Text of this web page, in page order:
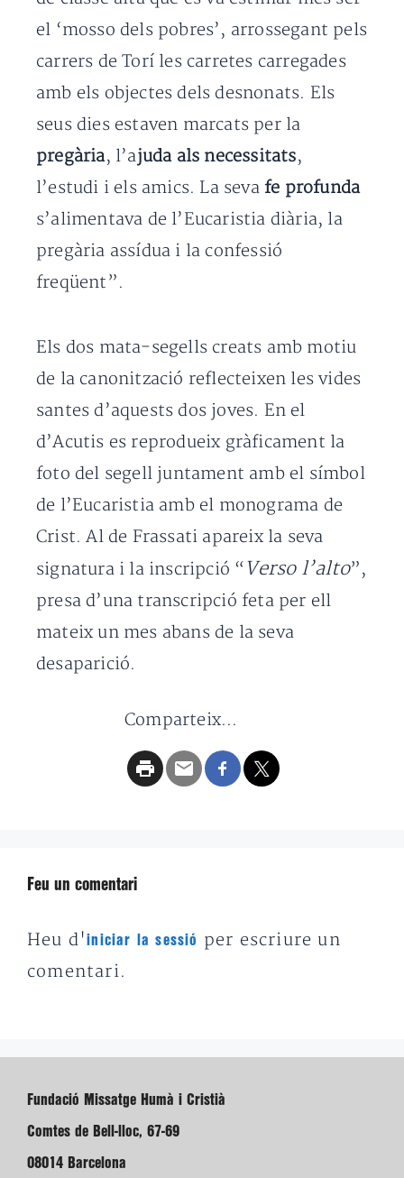
el ‘mosso dels pobres’, arrossegant pels
carrers de Torí les carretes carregades
amb els objectes dels desnonats. Els
seus dies estaven marcats per la
pregària, l’ajuda als necessitats,
l’estudi i els amics. La seva fe profunda
s’alimentava de l’Eucaristia diària, la
pregària assídua i la confessió
freqüent”.
Els dos mata-segells creats amb motiu
de la canonització reflecteixen les vides
santes d’aquests dos joves. En el
d’Acutis es reprodueix gràficament la
foto del segell juntament amb el símbol
de l’Eucaristia amb el monograma de
Crist. Al de Frassati apareix la seva
signatura i la inscripció “ Verso l’alto”,
presa d’una transcripció feta per ell
mateix un mes abans de la seva
desaparició.
Comparteix...
Feu un comentari
Heu d'iniciar la sessió
per escriure un
comentari.
Fundació Missatge Humà i Cristià
Comtes de Bell-lloc, 67-69
08014 Barcelona